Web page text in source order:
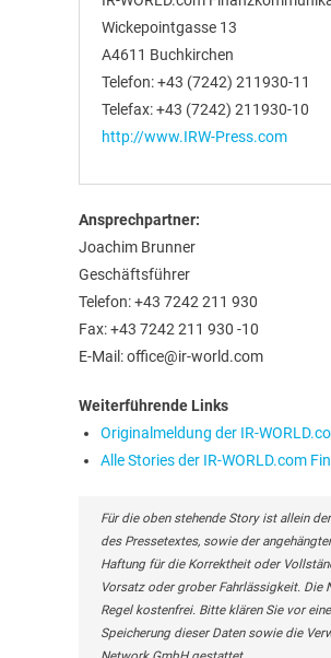
Wickepointgasse 13
A4611 Buchkirchen
Telefon: +43 (7242) 211930-11
Telefax: +43 (7242) 211930-10
http://www.IRW-Press.com
Ansprechpartner:
Joachim Brunner
Geschäftsführer
Telefon: +43 7242 211 930
Fax: +43 7242 211 930 -10
E-Mail: office@ir-world.com
Weiterführende Links
Originalmeldung der IR-
Alle Stories der IR-WORLD.com
Für die oben stehende Story ist allein
des Pressetextes, sowie der
Haftung für die Korrektheit oder
Vorsatz oder grober Fahrlässigkeit. Die
Regel kostenfrei. Bitte klären Sie vor
Speicherung dieser Daten sowie die